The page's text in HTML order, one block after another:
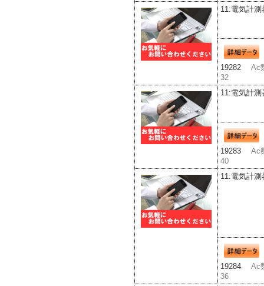
11:電気計測
19282 Ac
32
11:電気計測
19283 Ac
40
11:電気計測
19284 Ac
36